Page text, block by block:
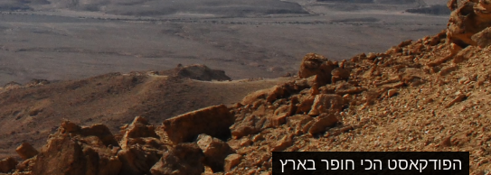
הפודקאסט הכי חופר בארץ